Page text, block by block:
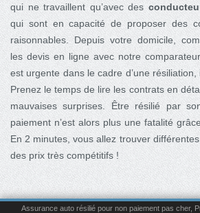
qui ne travaillent qu’avec des
qui sont en capacité de proposer des
raisonnables. Depuis votre domicile,
les devis en ligne avec notre
est urgente dans le cadre d’une
Prenez le temps de lire les contrats en
mauvaises surprises. Être résilié par
paiement n’est alors plus une fatalité
En 2 minutes, vous allez trouver
des prix très compétitifs !
Assurance auto résilié pour non paiement pas cher,